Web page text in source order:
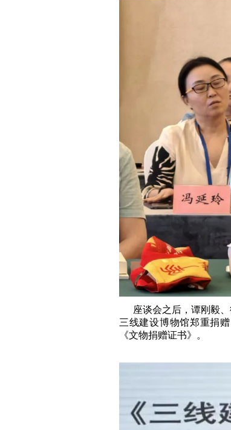
座谈会之后，谭刚毅
三线建设博物馆郑重捐
《文物捐赠证书》。